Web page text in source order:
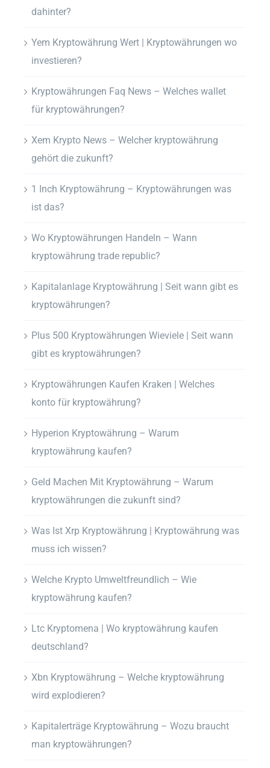
dahinter?
Yem Kryptowährung Wert | Kryptowährungen wo
investieren?
Kryptowährungen Faq News – Welches wallet
für kryptowährungen?
Xem Krypto News – Welcher kryptowährung
gehört die zukunft?
1 Inch Kryptowährung – Kryptowährungen was
ist das?
Wo Kryptowährungen Handeln – Wann
kryptowährung trade republic?
Kapitalanlage Kryptowährung | Seit wann gibt es
kryptowährungen?
Plus 500 Kryptowährungen Wieviele | Seit wann
gibt es kryptowährungen?
Kryptowährungen Kaufen Kraken | Welches
konto für kryptowährung?
Hyperion Kryptowährung – Warum
kryptowährung kaufen?
Geld Machen Mit Kryptowährung – Warum
kryptowährungen die zukunft sind?
Was Ist Xrp Kryptowährung | Kryptowährung was
muss ich wissen?
Welche Krypto Umweltfreundlich – Wie
kryptowährung kaufen?
Ltc Kryptomena | Wo kryptowährung kaufen
deutschland?
Xbn Kryptowährung – Welche kryptowährung
wird explodieren?
Kapitalerträge Kryptowährung – Wozu braucht
man kryptowährungen?